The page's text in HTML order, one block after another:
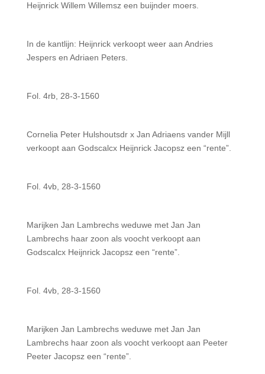
Heijnrick Willem Willemsz een buijnder moers.
In de kantlijn: Heijnrick verkoopt weer aan Andries
Jespers en Adriaen Peters.
Fol. 4rb, 28-3-1560
Cornelia Peter Hulshoutsdr x Jan Adriaens vander Mijll
verkoopt aan Godscalcx Heijnrick Jacopsz een “rente”.
Fol. 4vb, 28-3-1560
Marijken Jan Lambrechs weduwe met Jan Jan
Lambrechs haar zoon als voocht verkoopt aan
Godscalcx Heijnrick Jacopsz een “rente”.
Fol. 4vb, 28-3-1560
Marijken Jan Lambrechs weduwe met Jan Jan
Lambrechs haar zoon als voocht verkoopt aan Peeter
Peeter Jacopsz een “rente”.